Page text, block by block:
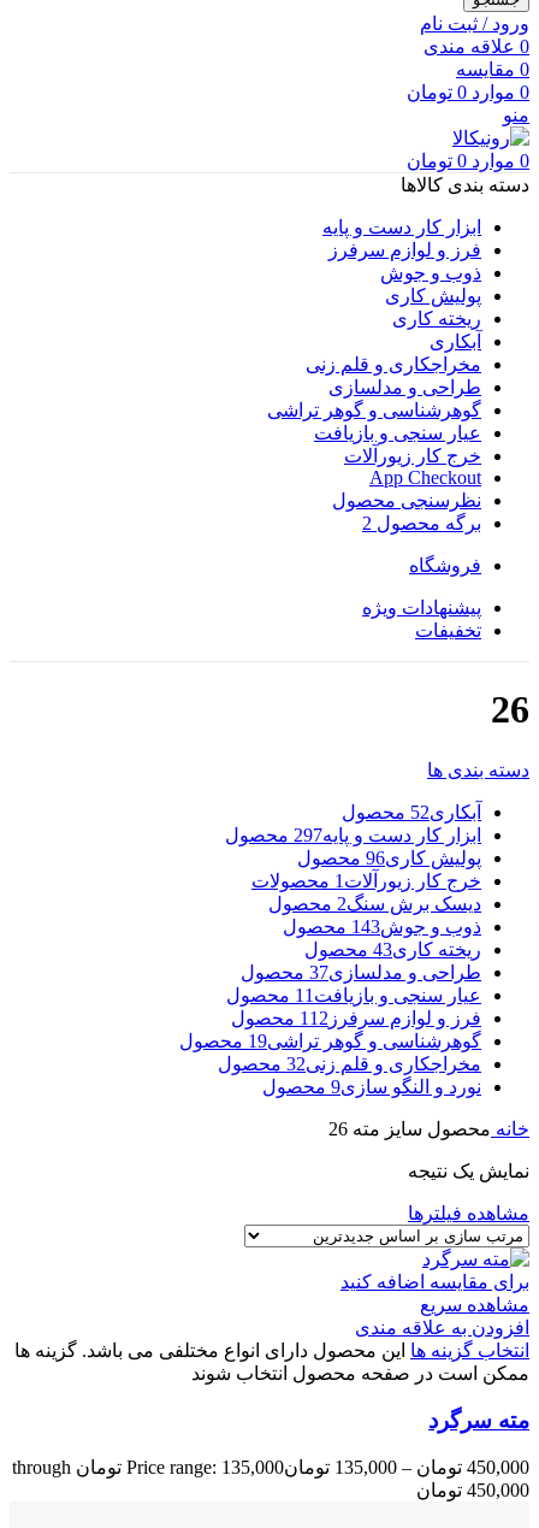
ورود / ثبت نام
0 علاقه مندی
0 مقایسه
0 موارد 0 تومان
منو
0 موارد 0 تومان
دسته بندی کالاها
ابزار کار دست و پایه
فرز و لوازم سرفرز
ذوب و جوش
پولیش کاری
ریخته کاری
آبکاری
مخراجکاری و قلم زنی
طراحی و مدلسازی
گوهرشناسی و گوهر تراشی
عیار سنجی و بازیافت
خرج کار زیورآلات
App Checkout
نظرسنجی محصول
برگه محصول 2
فروشگاه
پیشنهادات ویژه
تخفیفات
26
دسته بندی ها
آبکاری52 محصول
ابزار کار دست و پایه297 محصول
پولیش کاری96 محصول
خرج کار زیورآلات 1 محصولات
دیسک برش سنگ2 محصول
ذوب و جوش143 محصول
ریخته کاری43 محصول
طراحی و مدلسازی37 محصول
عیار سنجی و بازیافت 11 محصول
فرز و لوازم سرفرز 112 محصول
گوهرشناسی و گوهر تراشی19 محصول
مخراجکاری و قلم زنی32 محصول
نورد و النگو سازی9 محصول
خانه محصول سایز مته 26
نمایش یک نتیجه
مشاهده فیلترها
برای مقایسه اضافه کنید
مشاهده سریع
افزودن به علاقه مندی
انتخاب گزینه ها این محصول دارای انواع مختلفی می باشد. گزینه ها
ممکن است در صفحه محصول انتخاب شوند
مته سرگرد
450,000 تومان –
135,000 تومان
Price range: 135,000 تومان through
450,000 تومان